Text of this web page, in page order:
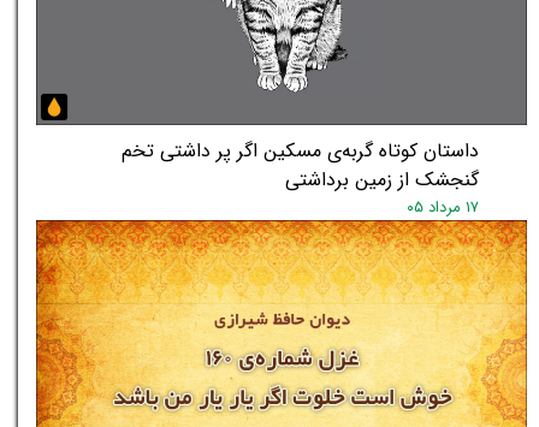
داستان کوتاه گربه‌ی مسکین اگر پر داشتی تخم
گنجشک از زمین برداشتی
۱۷ مرداد ۰۵